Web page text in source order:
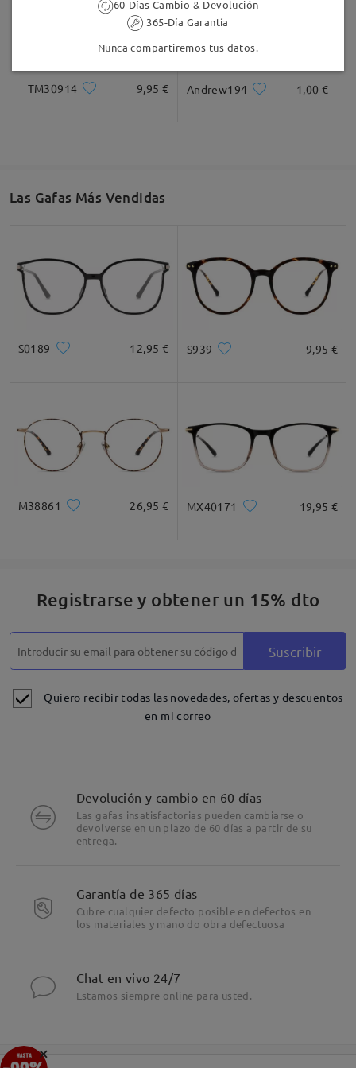
TM30914 9,95 € Andrew194 1,00 €
Las Gafas Más Vendidas
S0189 12,95 € S939 9,95 €
M38861 26,95 € MX40171 19,95 €
Registrarse y obtener un 15% dto
Suscribir
Quiero recibir todas las novedades, ofertas y descuentos
en mi correo
Devolución y cambio en 60 días
Las gafas insatisfactorias pueden cambiarse o
devolverse en un plazo de 60 días a partir de su
entrega.
Garantía de 365 días
Cubre cualquier defecto posible en defectos en
los materiales y mano do obra defectuosa
Chat en vivo 24/7
Estamos siempre online para usted.
×
60-Días Cambio & Devolución
365-Día Garantía
Nunca compartiremos tus datos.